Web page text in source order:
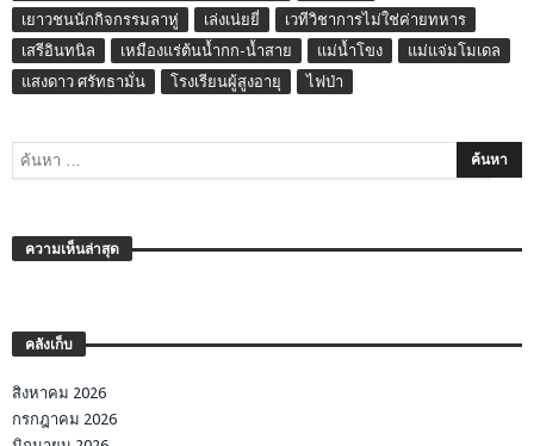
เยาวชนนักกิจกรรมลาหู่
เล่งเน่ยยี่
เวทีวิชาการไม่ใช่ค่ายทหาร
เสรีอินทนิล
เหมืองแร่ต้นน้ำกก-น้ำสาย แม่น้ำโขง
แม่แจ่มโมเดล
แสงดาว ศรัทธามั่น
โรงเรียนผู้สูงอายุ ไฟป่า
ความเห็นล่าสุด
คลังเก็บ
สิงหาคม 2026
กรกฎาคม 2026